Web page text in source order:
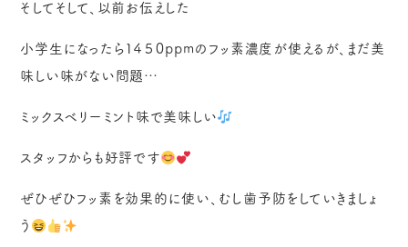
そしてそして、以前お伝えした
小学生になったら１４５０ppmのフッ素濃度が使えるが、まだ美
味しい味がない問題…
ミックスベリーミント味で美味しい
スタッフからも好評です
ぜひぜひフッ素を効果的に使い、むし歯予防をしていきましょ
う